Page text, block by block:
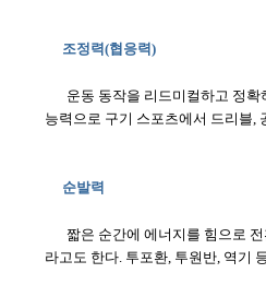
조정력(협응력)
운동 동작을 리드미컬하고 정
능력으로 구기 스포츠에서 드리블,
순발력
짧은 순간에 에너지를 힘으로
라고도 한다. 투포환, 투원반, 역기